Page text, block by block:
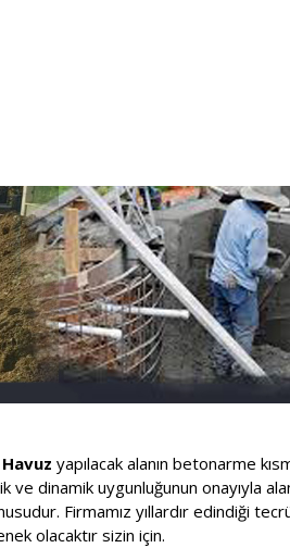
Havuz yapılacak alanın betonarme
ve dinamik uygunluğunun onayıyla
Firmamız yıllardır edindiği
olacaktır sizin için.